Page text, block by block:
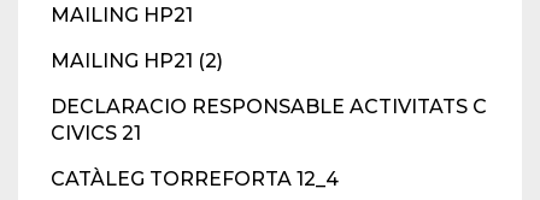
MAILING HP21
MAILING HP21 (2)
DECLARACIO RESPONSABLE ACTIVITATS C
CIVICS 21
CATÀLEG TORREFORTA 12_4